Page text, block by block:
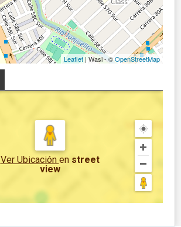
Leaflet| Wasi - ©OpenStreetMap
Ver Ubicación en street
view